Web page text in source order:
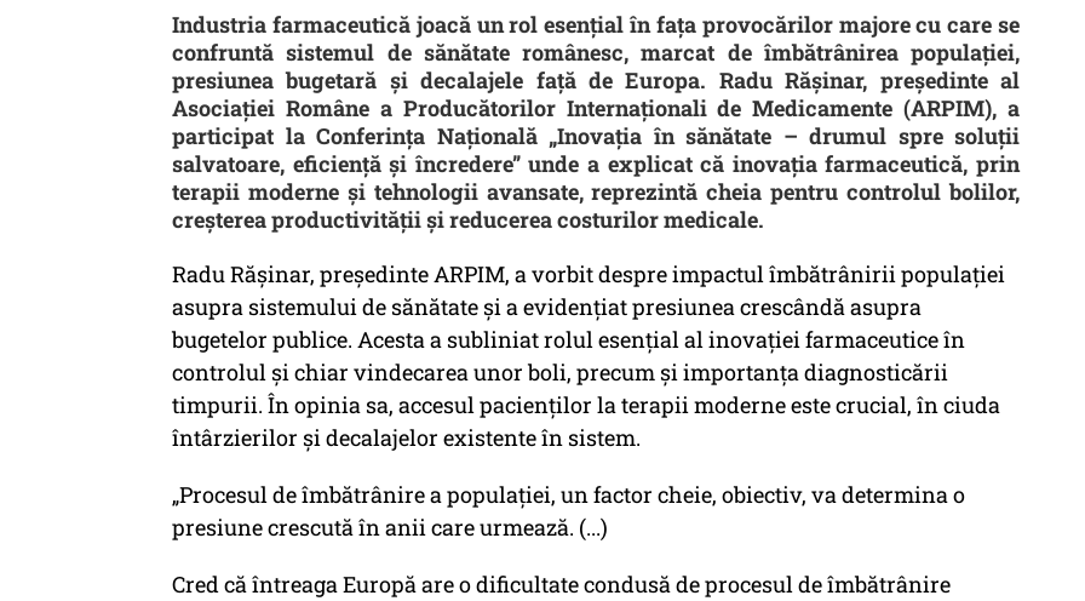
Industria farmaceutică joacă un rol esențial în fața provocărilor majore cu care se
confruntă sistemul de sănătate românesc, marcat de îmbătrânirea populației,
presiunea bugetară și decalajele față de Europa. Radu Rășinar, președinte al
Asociației Române a Producătorilor Internaționali de Medicamente (ARPIM), a
participat la Conferința Națională „Inovația în sănătate – drumul spre soluții
salvatoare, eficiență și încredere” unde a explicat că inovația farmaceutică, prin
terapii moderne și tehnologii avansate, reprezintă cheia pentru controlul bolilor,
creșterea productivității și reducerea costurilor medicale.
Radu Rășinar, președinte ARPIM, a vorbit despre impactul îmbătrânirii populației
asupra sistemului de sănătate și a evidențiat presiunea crescândă asupra
bugetelor publice. Acesta a subliniat rolul esențial al inovației farmaceutice în
controlul și chiar vindecarea unor boli, precum și importanța diagnosticării
timpurii. În opinia sa, accesul pacienților la terapii moderne este crucial, în ciuda
întârzierilor și decalajelor existente în sistem.
„Procesul de îmbătrânire a populației, un factor cheie, obiectiv, va determina o
presiune crescută în anii care urmează. (...)
Cred că întreaga Europă are o dificultate condusă de procesul de îmbătrânire